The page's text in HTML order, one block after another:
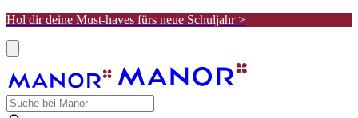
Hol dir deine Must-haves fürs neue Schuljahr >